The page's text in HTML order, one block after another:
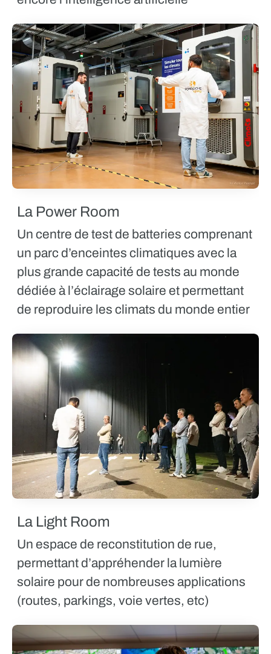
La Power Room
Un centre de test de batteries comprenant
un parc d’enceintes climatiques avec la
plus grande capacité de tests au monde
dédiée à l’éclairage solaire et permettant
de reproduire les climats du monde entier
La Light Room
Un espace de reconstitution de rue,
permettant d’appréhender la lumière
solaire pour de nombreuses applications
(routes, parkings, voie vertes, etc)